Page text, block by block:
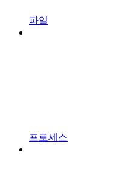
파일
프로세스